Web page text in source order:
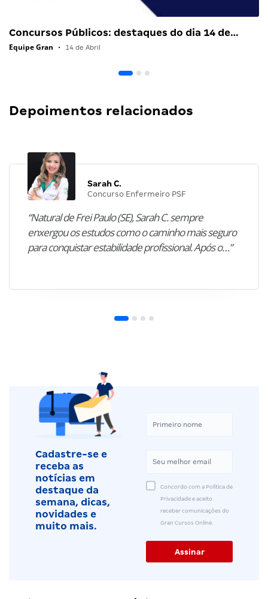
Concursos Públicos: destaques do dia 14 de…
Equipe Gran • 14 de Abril
Depoimentos relacionados
Sarah C.
Concurso Enfermeiro PSF
“Natural de Frei Paulo (SE), Sarah C. sempre
enxergou os estudos como o caminho mais seguro
para conquistar estabilidade profissional. Após o…”
Cadastre-se e
receba as
notícias em
destaque da
semana, dicas,
novidades e
muito mais.
Concordo com a Política de
Privacidade e aceito
receber comunicações do
Gran Cursos Online.